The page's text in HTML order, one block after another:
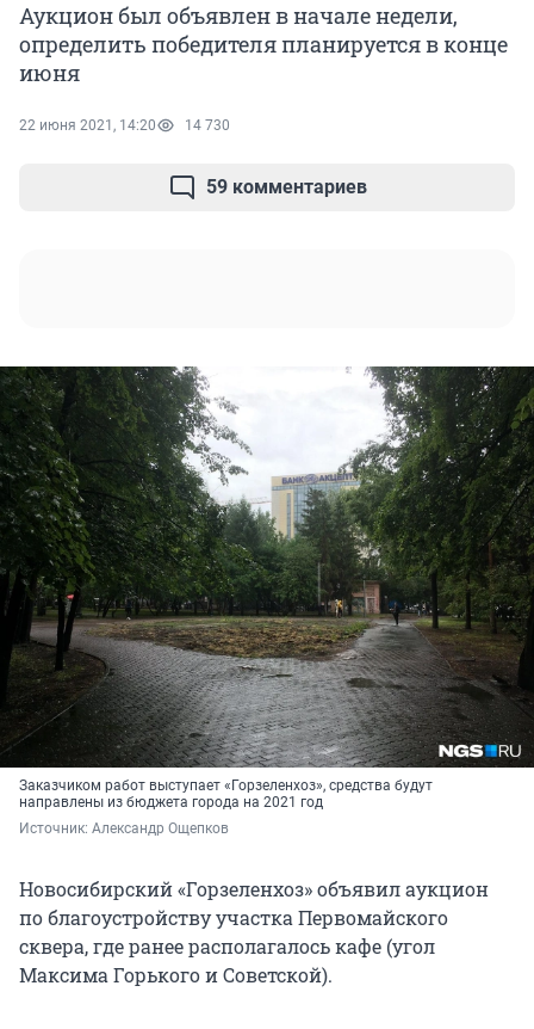
Аукцион был объявлен в начале недели,
определить победителя планируется в конце
июня
22 июня 2021, 14:20 14 730
59 комментариев
Заказчиком работ выступает «Горзеленхоз», средства будут
направлены из бюджета города на 2021 год
Источник: Александр Ощепков
Новосибирский «Горзеленхоз» объявил аукцион
по благоустройству участка Первомайского
сквера, где ранее располагалось кафе (угол
Максима Горького и Советской).